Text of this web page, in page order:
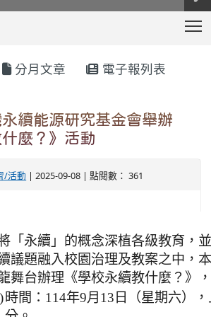
分月文章 電子報列表
續能源研究基金會舉辦
什麼？》活動
/活動 | 2025-09-08 | 點閱數： 361
「永續」的概念深植各級教育，
議題融入校園治理及教案之中，
舞台辦理《學校永續教什麼？》
時間：114年9月13日（星期六）